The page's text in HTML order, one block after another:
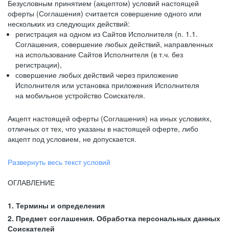
Безусловным принятием (акцептом) условий настоящей
оферты (Соглашения) считается совершение одного или
нескольких из следующих действий:
регистрация на одном из Сайтов Исполнителя (п. 1.1.
Соглашения, совершение любых действий, направленных
на использование Сайтов Исполнителя (в т.ч. без
регистрации),
совершение любых действий через приложение
Исполнителя или установка приложения Исполнителя
на мобильное устройство Соискателя.
Акцепт настоящей оферты (Соглашения) на иных условиях,
отличных от тех, что указаны в настоящей оферте, либо
акцепт под условием, не допускается.
Развернуть весь текст условий
ОГЛАВЛЕНИЕ
1. Термины и определения
2. Предмет соглашения. Обработка персональных данных
Соискателей